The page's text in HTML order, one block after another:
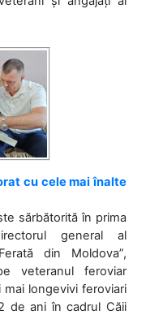
cu cele mai înalte
sărbătorită în prima
general al
din Moldova”,
veteranul feroviar
longevivi feroviari
de ani în cadrul Căii